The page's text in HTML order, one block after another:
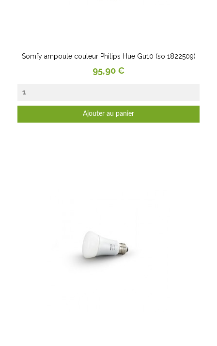
Somfy ampoule couleur Philips Hue Gu10 (so 1822509)
Prix
95,90 €
Ajouter au panier